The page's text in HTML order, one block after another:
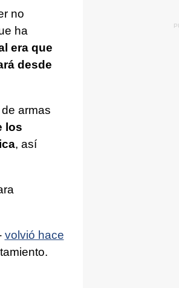
no
ha
era que
desde
armas
los
, así
volvió hace